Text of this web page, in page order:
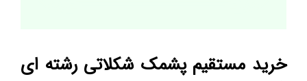
خرید مستقیم پشمک شکلاتی رشته ای